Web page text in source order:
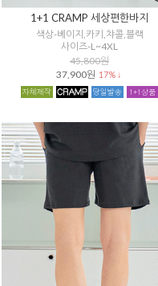
1+1 CRAMP 세상편한바지
색상-베이지,카키,챠콜,블랙
사이즈-L~4XL
45,800원
37,900원 17% ↓